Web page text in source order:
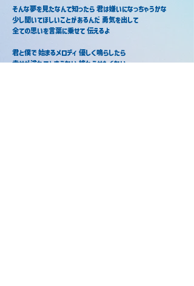
そんな夢を見たなんて知ったら 君は嫌いになっちゃうかな
少し聞いてほしいことがあるんだ 勇気を出して
全ての思いを言葉に乗せて 伝えるよ
君と僕で 始まるメロディ 優しく鳴らしたら
幸せが溢れてとまらない 終わらせたくない